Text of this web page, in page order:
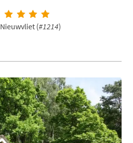
Nieuwvliet (#1214)